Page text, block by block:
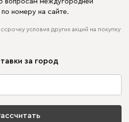
вопросам междугородней
номеру на сайте.
условия других акций на покупку
за город